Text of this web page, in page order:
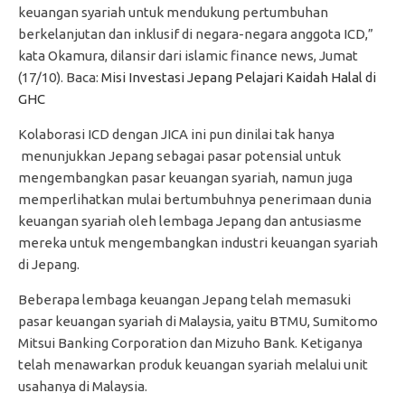
keuangan syariah untuk mendukung pertumbuhan
berkelanjutan dan inklusif di negara-negara anggota ICD,”
kata Okamura, dilansir dari islamic finance news, Jumat
(17/10). Baca: Misi Investasi Jepang Pelajari Kaidah Halal di
GHC
Kolaborasi ICD dengan JICA ini pun dinilai tak hanya
menunjukkan Jepang sebagai pasar potensial untuk
mengembangkan pasar keuangan syariah, namun juga
memperlihatkan mulai bertumbuhnya penerimaan dunia
keuangan syariah oleh lembaga Jepang dan antusiasme
mereka untuk mengembangkan industri keuangan syariah
di Jepang.
Beberapa lembaga keuangan Jepang telah memasuki
pasar keuangan syariah di Malaysia, yaitu BTMU, Sumitomo
Mitsui Banking Corporation dan Mizuho Bank. Ketiganya
telah menawarkan produk keuangan syariah melalui unit
usahanya di Malaysia.